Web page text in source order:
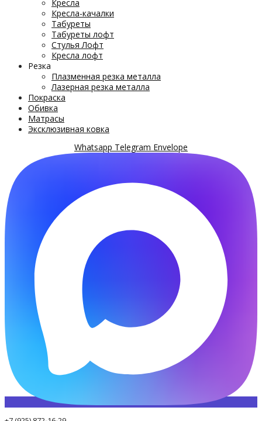
Кресла
Кресла-качалки
Табуреты
Табуреты лофт
Стулья Лофт
Кресла лофт
Резка
Плазменная резка металла
Лазерная резка металла
Покраска
Обивка
Матрасы
Эксклюзивная ковка
Whatsapp Telegram Envelope